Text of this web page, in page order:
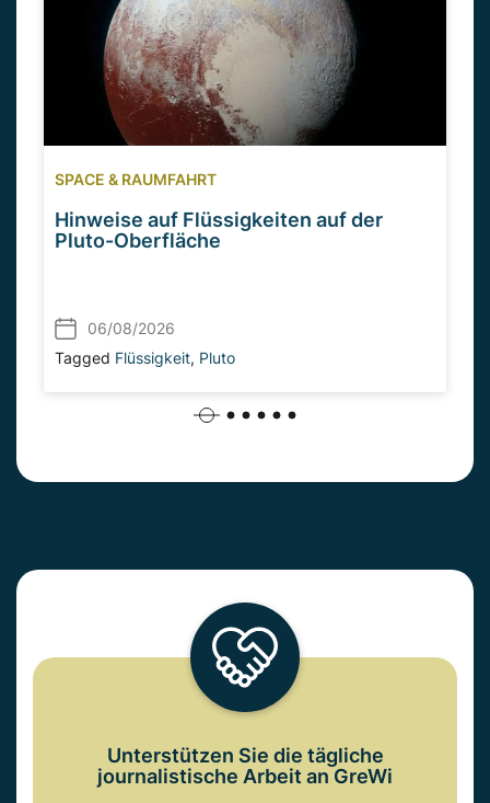
SPACE & RAUMFAHRT
Hinweise auf Flüssigkeiten auf der
Pluto-Oberfläche
06/08/2026
Tagged Flüssigkeit, Pluto
Unterstützen Sie die tägliche
journalistische Arbeit an GreWi